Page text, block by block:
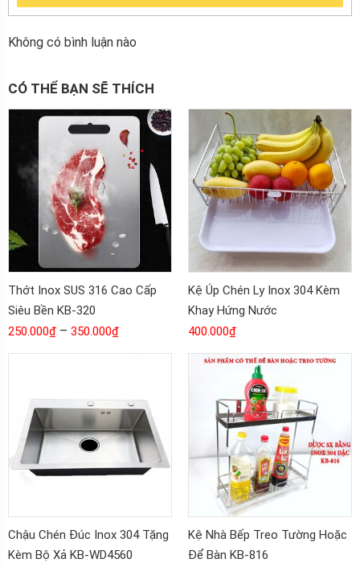
Không có bình luận nào
CÓ THỂ BẠN SẼ THÍCH
Thớt Inox SUS 316 Cao Cấp
Siêu Bền KB-320
250.000₫ – 350.000₫
Kệ Úp Chén Ly Inox 304 Kèm
Khay Hứng Nước
400.000₫
Chậu Chén Đúc Inox 304 Tặng
Kèm Bộ Xả KB-WD4560
Kệ Nhà Bếp Treo Tường Hoặc
Để Bàn KB-816